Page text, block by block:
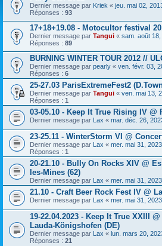
Dernier message par Kriek « jeu. mai 02,
Réponses : 93
17+18+19.08 - Motocultor festival
Dernier message par Tangui « sam. août
Réponses : 89
BURNING WINTER TOUR 2012 //
Dernier message par pearly « ven. févr. 03,
Réponses : 6
25-27.03 ParisExtremeFest2
Dernier message par Tangui « ven. mai 13,
Réponses : 1
03-05.10 - Keep It True Rising IV
Dernier message par Lax « mar. déc. 26,
23-25.11 - WinterStorm VI @
Dernier message par Lax « mer. mai 31,
Réponses : 1
20-21.10 - Bully On Rocks XIV @
les-Mines (62)
Dernier message par Lax « mer. mai 31,
21.10 - Craft Beer Rock Fest IV @
Dernier message par Lax « mer. mai 31,
19-22.04.2023 - Keep It True XXIII
Lauda-Königshofen (DE)
Dernier message par Lax « lun. mars 20,
Réponses : 21